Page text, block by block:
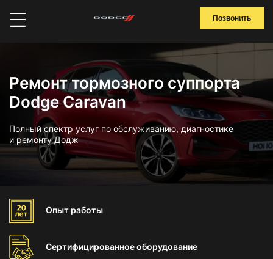
Позвонить
Ремонт тормозного суппорта
Dodge Caravan
Полный спектр услуг по обслуживанию, диагностике
и ремонту Додж
Опыт работы
Сертифицированноеоборудование